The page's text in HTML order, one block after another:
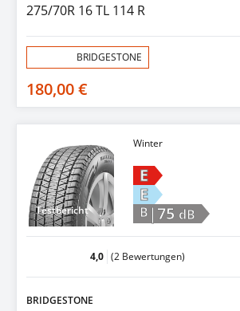
275/70R 16 TL 114 R
BRIDGESTONE
180,00 €
Testbericht
Winter
E
E
B |75 dB
4,0 (2 Bewertungen)
BRIDGESTONE